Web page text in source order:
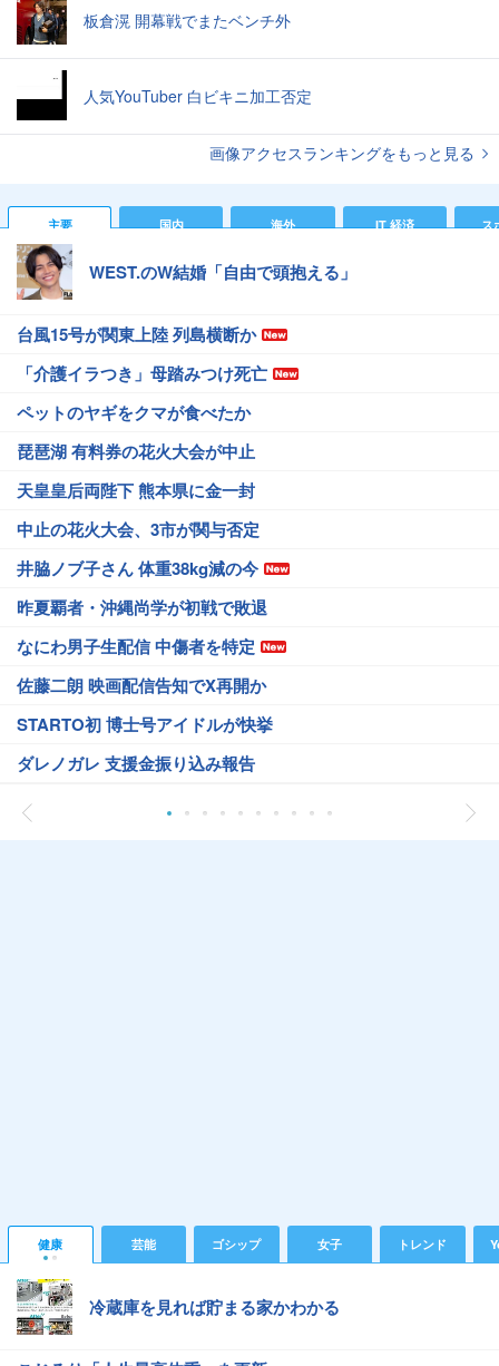
板倉滉 開幕戦でまたベンチ外
人気YouTuber 白ビキニ加工否定
画像アクセスランキングをもっと見る
主要 国内 海外 IT 経済 ス
WEST.のW結婚「自由で頭抱える」
台風15号が関東上陸 列島横断か
「介護イラつき」母踏みつけ死亡
ペットのヤギをクマが食べたか
琵琶湖 有料券の花火大会が中止
天皇皇后両陛下 熊本県に金一封
中止の花火大会、3市が関与否定
井脇ノブ子さん 体重38kg減の今
昨夏覇者・沖縄尚学が初戦で敗退
なにわ男子生配信 中傷者を特定
佐藤二朗 映画配信告知でX再開か
STARTO初 博士号アイドルが快挙
ダレノガレ 支援金振り込み報告
健康 芸能 ゴシップ 女子 トレンド
冷蔵庫を見れば貯まる家かわかる